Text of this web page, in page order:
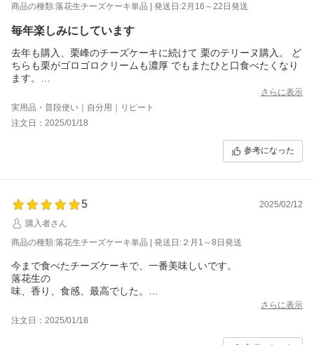
商品の種類:落花生チーズケーキ単品 | 発送日:2月16～22日発送
毎年楽しみにしています
去年も購入、栗峰のチーズケーキに続けて 栗のテリーヌ購入。 ど
ちらも栗がゴロゴロクリームも濃厚 でもまたひと口食べたくなり
ます。
落花生のも予約しています。
さらに表示
実用品・普段使い｜自分用｜リピート
注文日：2025/01/18
参考になった
5
2025/02/12
購入者さん
商品の種類:落花生チーズケーキ単品 | 発送日:２月1～8日発送
今まで食べたチーズケーキで、一番美味しいです。
落花生の
味、香り、食感、最高でした。
さらに表示
注文日：2025/01/18